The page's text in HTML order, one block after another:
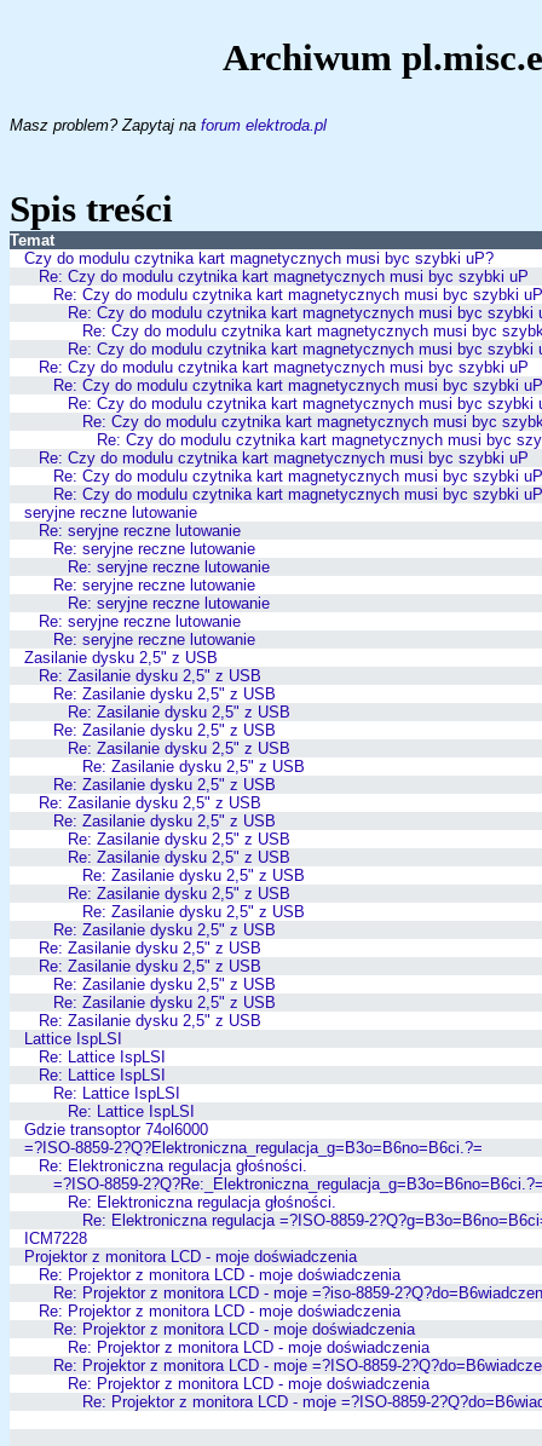
Archiwum
Masz problem? Zapytaj na forum elektroda.pl
Spis treści
Temat
Czy do modulu czytnika kart magnetycznych musi byc szybki uP?
Re: Czy do modulu czytnika kart magnetycznych musi byc szybki uP
Re: Czy do modulu czytnika kart magnetycznych musi byc szybki uP
Re: Czy do modulu czytnika kart magnetycznych musi byc szybki
Re: Czy do modulu czytnika kart magnetycznych musi byc
Re: Czy do modulu czytnika kart magnetycznych musi byc szybki
Re: Czy do modulu czytnika kart magnetycznych musi byc szybki uP
Re: Czy do modulu czytnika kart magnetycznych musi byc szybki uP
Re: Czy do modulu czytnika kart magnetycznych musi byc szybki
Re: Czy do modulu czytnika kart magnetycznych musi byc
Re: Czy do modulu czytnika kart magnetycznych musi byc
Re: Czy do modulu czytnika kart magnetycznych musi byc szybki uP
Re: Czy do modulu czytnika kart magnetycznych musi byc szybki uP
Re: Czy do modulu czytnika kart magnetycznych musi byc szybki uP
seryjne reczne lutowanie
Re: seryjne reczne lutowanie
Re: seryjne reczne lutowanie
Re: seryjne reczne lutowanie
Re: seryjne reczne lutowanie
Re: seryjne reczne lutowanie
Re: seryjne reczne lutowanie
Re: seryjne reczne lutowanie
Zasilanie dysku 2,5" z USB
Re: Zasilanie dysku 2,5" z USB
Re: Zasilanie dysku 2,5" z USB
Re: Zasilanie dysku 2,5" z USB
Re: Zasilanie dysku 2,5" z USB
Re: Zasilanie dysku 2,5" z USB
Re: Zasilanie dysku 2,5" z USB
Re: Zasilanie dysku 2,5" z USB
Re: Zasilanie dysku 2,5" z USB
Re: Zasilanie dysku 2,5" z USB
Re: Zasilanie dysku 2,5" z USB
Re: Zasilanie dysku 2,5" z USB
Re: Zasilanie dysku 2,5" z USB
Re: Zasilanie dysku 2,5" z USB
Re: Zasilanie dysku 2,5" z USB
Re: Zasilanie dysku 2,5" z USB
Re: Zasilanie dysku 2,5" z USB
Re: Zasilanie dysku 2,5" z USB
Re: Zasilanie dysku 2,5" z USB
Re: Zasilanie dysku 2,5" z USB
Re: Zasilanie dysku 2,5" z USB
Lattice IspLSI
Re: Lattice IspLSI
Re: Lattice IspLSI
Re: Lattice IspLSI
Re: Lattice IspLSI
Gdzie transoptor 74ol6000
=?ISO-8859-2?Q?Elektroniczna_regulacja_g=B3o=B6no=B6ci.?=
Re: Elektroniczna regulacja głośności.
=?ISO-8859-
Re: Elektroniczna regulacja głośności.
Re: Elektroniczna regulacja =?ISO-8859-
ICM7228
Projektor z monitora LCD - moje doświadczenia
Re: Projektor z monitora LCD - moje doświadczenia
Re: Projektor z monitora LCD - moje =?iso-8859-2?Q?do=B6wiadczen
Re: Projektor z monitora LCD - moje doświadczenia
Re: Projektor z monitora LCD - moje doświadczenia
Re: Projektor z monitora LCD - moje doświadczenia
Re: Projektor z monitora LCD - moje =?ISO-8859-
Re: Projektor z monitora LCD - moje doświadczenia
Re: Projektor z monitora LCD - moje =?ISO-8859-